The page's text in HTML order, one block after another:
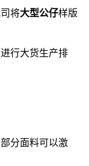
将大型公仔样版
行大货生产排
分面料可以激